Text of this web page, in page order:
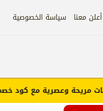
أعلن معنا سياسة الخصوصية
وعصرية مع كود خصم